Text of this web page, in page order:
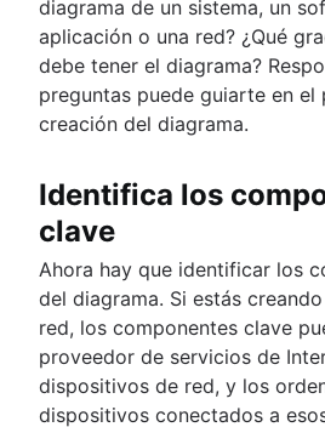
diagrama de un sistema, un
aplicación o una red? ¿Qué
debe tener el diagrama?
preguntas puede guiarte en el
creación del diagrama.
Identifica los
clave
Ahora hay que identificar los
del diagrama. Si estás
red, los componentes clave
proveedor de servicios de
dispositivos de red, y los
dispositivos conectados a